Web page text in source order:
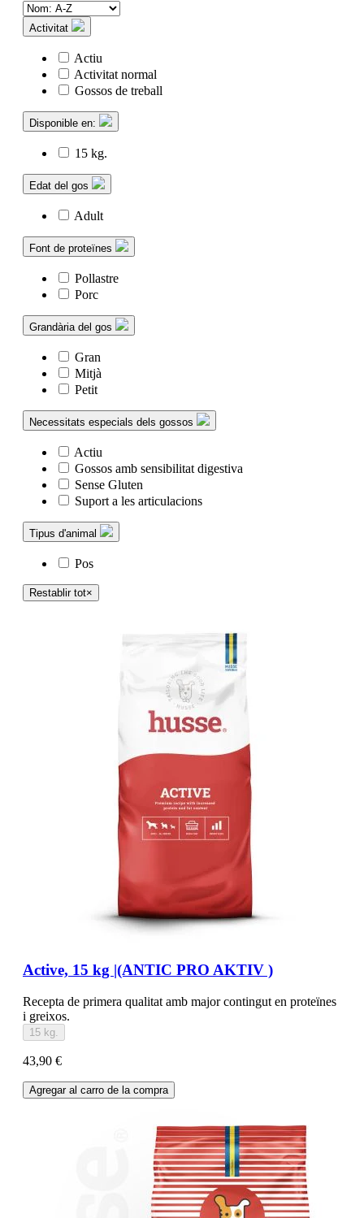
Activitat
Actiu
Activitat normal
Gossos de treball
Disponible en:
15 kg.
Edat del gos
Adult
Font de proteïnes
Pollastre
Porc
Grandària del gos
Gran
Mitjà
Petit
Necessitats especials dels gossos
Actiu
Gossos amb sensibilitat digestiva
Sense Gluten
Suport a les articulacions
Tipus d'animal
Pos
Restablir tot×
Active, 15 kg |(ANTIC PRO AKTIV )
Recepta de primera qualitat amb major contingut en proteïnes
i greixos.
15 kg.
43,90 €
Agregar al carro de la compra